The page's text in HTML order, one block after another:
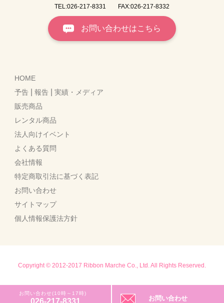
お問い合わせ
お問い合わせ(10時～17時)
026-217-8331
TEL:026-217-8331 FAX:026-217-8332
お問い合わせはこちら
HOME
予告 |報告 |実績・メディア
販売商品
レンタル商品
法人向けイベント
よくある質問
会社情報
特定商取引法に基づく表記
お問い合わせ
サイトマップ
個人情報保護法方針
Copyright © 2012-2017 Ribbon Marche Co., Ltd. All Rights Reserved.